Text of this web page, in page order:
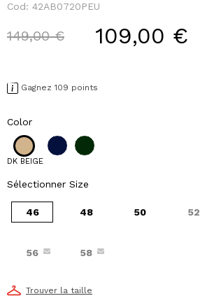
Cod: 42AB0720PEU
Price reduced from
149,00 €to 109,00 €
Gagnez 109 points
Color
DK BEIGE
Sélectionner Size
46 48 50 52
56 58
Trouver la taille